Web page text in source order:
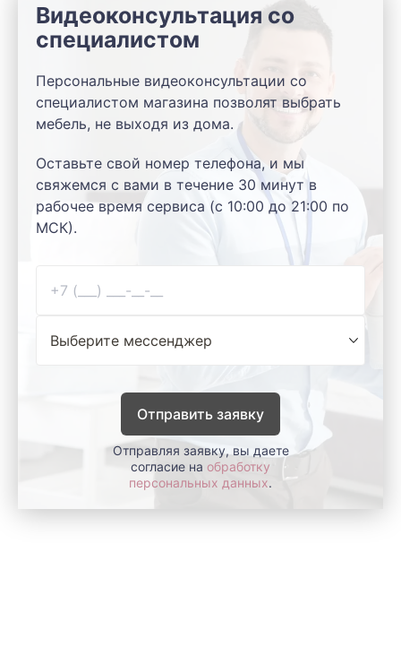
Видеоконсультация со
специалистом
Персональные видеоконсультации со
специалистом магазина позволят выбрать
мебель, не выходя из дома.
Оставьте свой номер телефона, и мы
свяжемся с вами в течение 30 минут в
рабочее время сервиса (с 10:00 до 21:00 по
МСК).
Отправить заявку
Отправляя заявку, вы даете
согласие на обработку
персональных данных.